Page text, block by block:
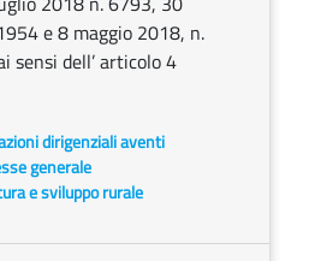
e 8 maggio 2018, n.
sensi dell’ articolo 4
dirigenziali aventi
generale
e sviluppo rurale